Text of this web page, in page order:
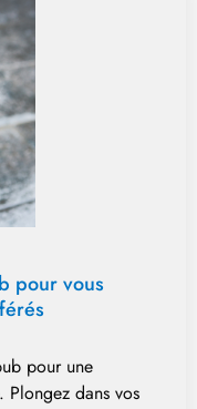
pour vous
pour une
Plongez dans vos